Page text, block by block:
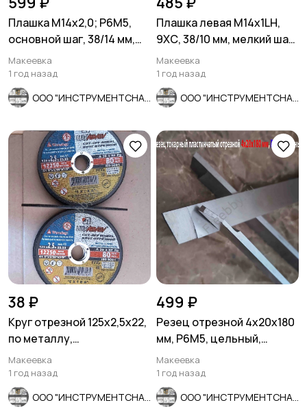
Плашка М14х2,0; Р6М5,
основной шаг, 38/14 мм,
ГОСТ 7740-71, СССР.
Макеевка
1 год назад
Плашка левая М14х1LH,
9ХС, 38/10 мм, мелкий шаг,
ГОСТ 9740-71
Макеевка
1 год назад
38 ₽
Круг отрезной 125х2,5х22,
по металлу,
армированный, Луга,
Россия.
Макеевка
1 год назад
499 ₽
Резец отрезной 4х20х180
мм, Р6М5, цельный,
пластинчатый.
Макеевка
1 год назад